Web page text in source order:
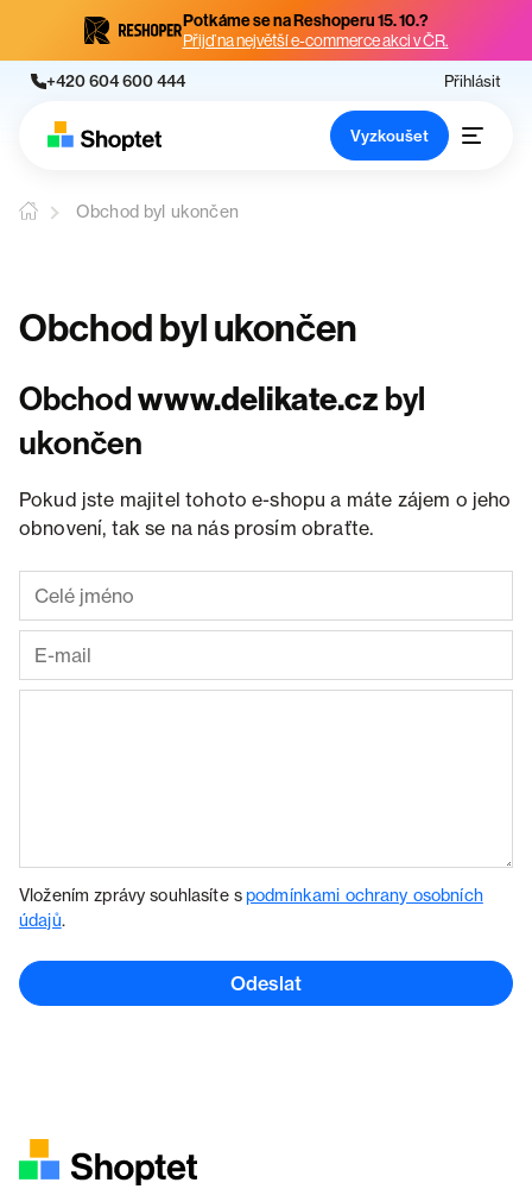
Potkáme se na Reshoperu 15. 10.?
Přijď na největší e-commerce akci v ČR.
+420 604 600 444 Přihlásit
Vyzkoušet
Obchod byl ukončen
Obchod byl ukončen
Obchodwww.delikate.cz byl
ukončen
Pokud jste majitel tohoto e-shopu a máte zájem o jeho
obnovení, tak se na nás prosím obraťte.
Vložením zprávy souhlasíte spodmínkami ochrany osobních
údajů.
Odeslat